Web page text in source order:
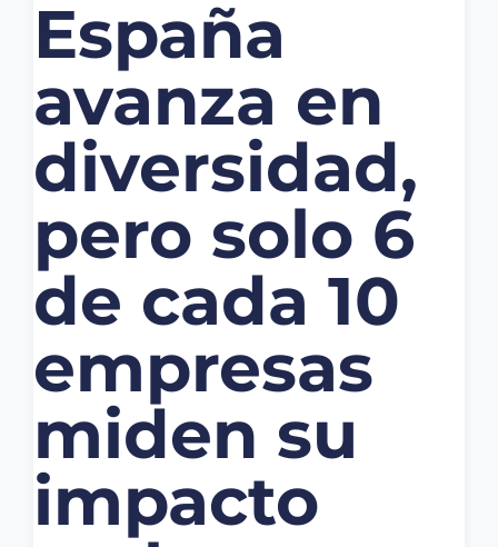
España
avanza en
diversidad,
pero solo 6
de cada 10
empresas
miden su
impacto